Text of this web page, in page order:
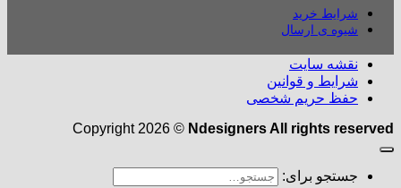
شرایط خرید
شیوه ی ارسال
نقشه سایت
شرایط و قوانین
حفظ حریم شخصی
Copyright 2026 © Ndesigners All rights reserved
جستجو برای: